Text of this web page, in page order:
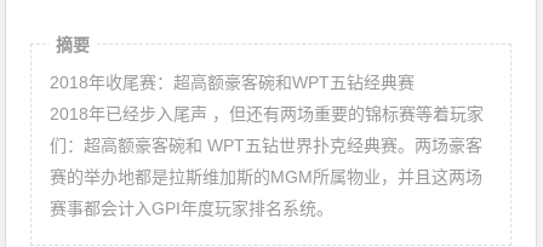
摘要
2018年收尾赛：超高额豪客碗和WPT五钻经典赛
2018年已经步入尾声 ，但还有两场重要的锦标赛等着玩家
们：超高额豪客碗和 WPT五钻世界扑克经典赛。两场豪客
赛的举办地都是拉斯维加斯的MGM所属物业，并且这两场
赛事都会计入GPI年度玩家排名系统。